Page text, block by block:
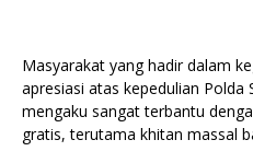
Masyarakat yang hadir dalam
apresiasi atas kepedulian Polda
mengaku sangat terbantu
gratis, terutama khitan massal